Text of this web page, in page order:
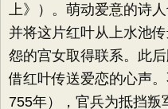
上》）。萌动爱意的诗
并将这片红叶从上水池
怨的宫女取得联系。此
借红叶传送爱恋的心声
755年），官兵为抵挡叛